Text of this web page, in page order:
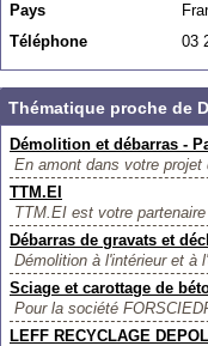
Pays
Téléphone
03
Thématique proche de
Démolition et débarras -
En amont dans votre
TTM.EI
TTM.EI est votre
Débarras de gravats et
Démolition à l'intérieur et à
Sciage et carottage de
Pour la société
LEFF RECYCLAGE